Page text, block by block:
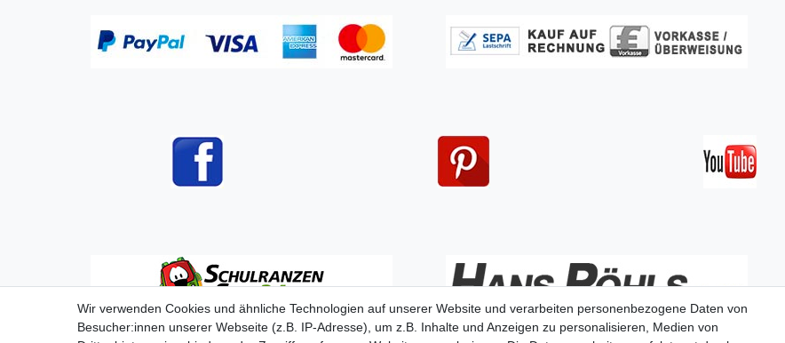
Wir verwenden Cookies und ähnliche Technologien auf unserer Website und verarbeiten personenbezogene Daten von
Besucher:innen unserer Webseite (z.B. IP-Adresse), um z.B. Inhalte und Anzeigen zu personalisieren, Medien von